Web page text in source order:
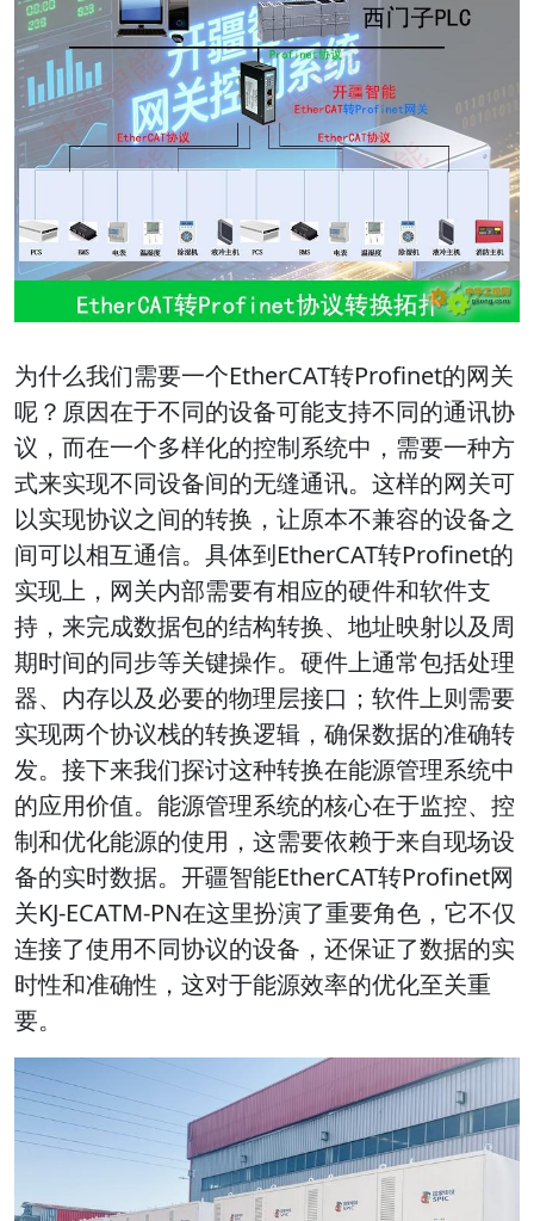
为什么我们需要一个EtherCAT转Profinet的网关
呢？原因在于不同的设备可能支持不同的通讯协
议，而在一个多样化的控制系统中，需要一种方
式来实现不同设备间的无缝通讯。这样的网关可
以实现协议之间的转换，让原本不兼容的设备之
间可以相互通信。具体到EtherCAT转Profinet的
实现上，网关内部需要有相应的硬件和软件支
持，来完成数据包的结构转换、地址映射以及周
期时间的同步等关键操作。硬件上通常包括处理
器、内存以及必要的物理层接口；软件上则需要
实现两个协议栈的转换逻辑，确保数据的准确转
发。接下来我们探讨这种转换在能源管理系统中
的应用价值。能源管理系统的核心在于监控、控
制和优化能源的使用，这需要依赖于来自现场设
备的实时数据。开疆智能EtherCAT转Profinet网
关KJ-ECATM-PN在这里扮演了重要角色，它不仅
连接了使用不同协议的设备，还保证了数据的实
时性和准确性，这对于能源效率的优化至关重
要。